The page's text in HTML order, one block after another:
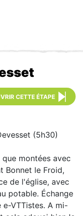
CETTE ÉTAPE
(5h30)
montées avec
Bonnet le Froid,
de l'église, avec
potable. Échange
VTTistes. A mi-